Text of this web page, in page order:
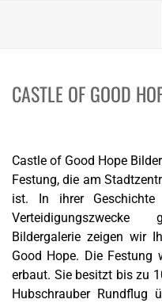
CASTLE OF GOOD
Castle of Good Hope
Festung, die am
ist. In ihrer
Bildergalerie zeigen wir
Good Hope. Die Festung
erbaut. Sie besitzt bis zu
Hubschrauber Rundflug